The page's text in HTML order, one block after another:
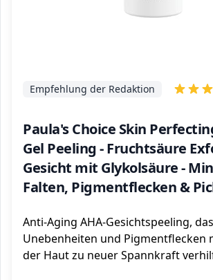
Paula's Choice Skin
Gel Peeling - Fruchtsäure
Gesicht mit Glykolsäure -
Falten, Pigmentflecken &
Empfehlung der Redaktion
Anti-Aging AHA-Gesichtspeeling,
Unebenheiten und Pigmentflecken
der Haut zu neuer Spannkraft